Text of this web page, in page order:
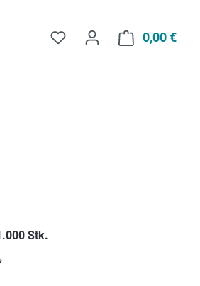
Du hast 0 Produkte auf
0,00 €
Stk.